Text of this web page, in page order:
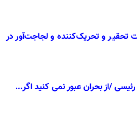
تحقیر و تحریک‌کننده و لجاجت‌آور در
/از بحران عبور نمی کنید اگر...